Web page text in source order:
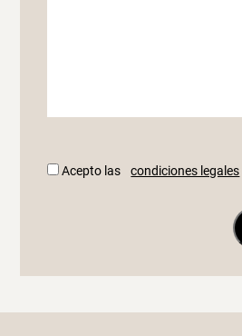
Acepto las condiciones legales